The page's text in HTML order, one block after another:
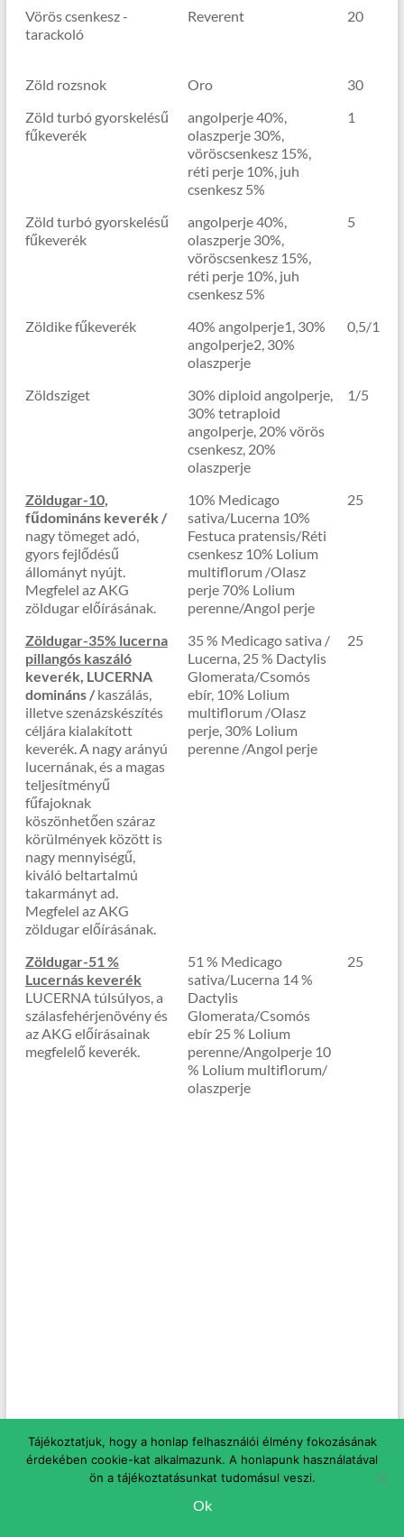
Vörös csenkesz -
tarackoló
Reverent 20
Zöld rozsnok Oro
30
Zöld turbó gyorskelésű
fűkeverék
angolperje 40%,
olaszperje 30%,
vöröscsenkesz 15%,
réti perje 10%, juh
csenkesz 5%
1
Zöld turbó gyorskelésű
fűkeverék
angolperje 40%,
olaszperje 30%,
vöröscsenkesz 15%,
réti perje 10%, juh
csenkesz 5%
5
Zöldike fűkeverék
40% angolperje1, 30%
angolperje2, 30%
olaszperje
0,5/1
Zöldsziget
30% diploid angolperje,
30% tetraploid
angolperje, 20% vörös
csenkesz, 20%
olaszperje
1/5
Zöldugar-10,
fűdomináns keverék /
nagy tömeget adó,
gyors fejlődésű
állományt nyújt.
Megfelel az AKG
zöldugar előírásának.
10% Medicago
sativa/Lucerna 10%
Festuca pratensis/Réti
csenkesz 10% Lolium
multiflorum /Olasz
perje 70% Lolium
perenne/Angol perje
25
Zöldugar-35% lucerna
pillangós kaszáló
keverék, LUCERNA
domináns /kaszálás,
illetve szenázskészítés
céljára kialakított
keverék. A nagy arányú
lucernának, és a magas
teljesítményű
fűfajoknak
köszönhetően száraz
körülmények között is
nagy mennyiségű,
kiváló beltartalmú
takarmányt ad.
Megfelel az AKG
zöldugar előírásának.
35 % Medicago sativa /
Lucerna, 25 % Dactylis
Glomerata/Csomós
ebír, 10% Lolium
multiflorum /Olasz
perje, 30% Lolium
perenne /Angol perje
25
Zöldugar-51 %
Lucernás keverék
LUCERNA túlsúlyos, a
szálasfehérjenövény és
az AKG előírásainak
megfelelő keverék.
51 % Medicago
sativa/Lucerna 14 %
Dactylis
Glomerata/Csomós
ebír 25 % Lolium
perenne/Angolperje 10
% Lolium multiflorum/
olaszperje
25
Tájékoztatjuk, hogy a honlap felhasználói élmény fokozásának
érdekében cookie-kat alkalmazunk. A honlapunk használatával
ön a tájékoztatásunkat tudomásul veszi.
Ok